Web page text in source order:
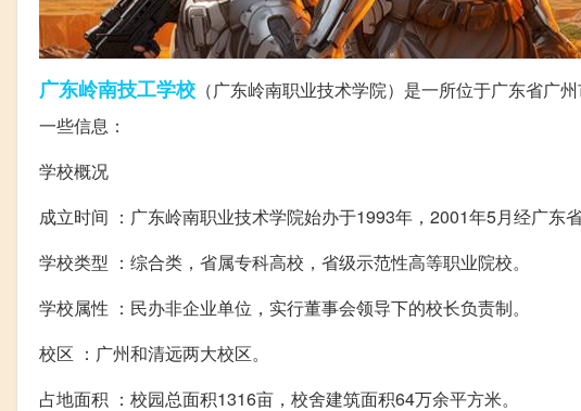
广东岭南技工学校 （广东岭南职业技术学院）是一所位于广东省广
一些信息：
学校概况
成立时间 ：广东岭南职业技术学院始办于1993年，2001年5月经广东
学校类型 ：综合类，省属专科高校，省级示范性高等职业院校。
学校属性 ：民办非企业单位，实行董事会领导下的校长负责制。
校区 ：广州和清远两大校区。
占地面积 ：校园总面积1316亩，校舍建筑面积64万余平方米。